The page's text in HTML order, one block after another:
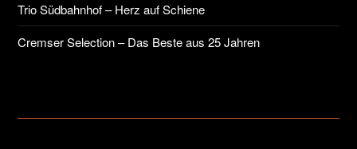
Trio Südbahnhof – Herz auf Schiene
Cremser Selection – Das Beste aus 25 Jahren